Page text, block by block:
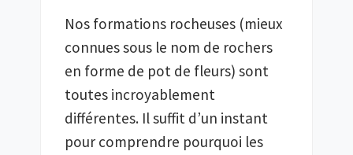
Nos formations rocheuses (mieux
connues sous le nom de rochers
en forme de pot de fleurs) sont
toutes incroyablement
différentes. Il suffit d’un instant
pour comprendre pourquoi les